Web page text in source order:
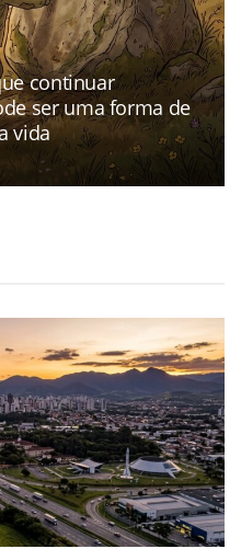
continuar
ser uma forma de
vida